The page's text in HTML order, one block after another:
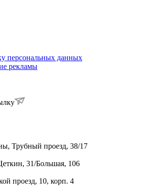
персональных данных
рекламы
Трубный проезд, 38/17
31/Большая, 106
проезд, 10, корп. 4